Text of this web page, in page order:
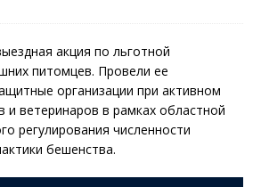
акция по льготной
питомцев. Провели ее
организации при активном
и ветеринаров в рамках областной
регулирования численности
бешенства.